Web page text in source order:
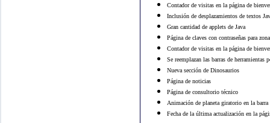
Contador de visitas en la página de
Inclusión de desplazamientos de textos
Gran cantidad de applets de Java
Página de claves con contraseñas para
Contador de visitas en la página de
Se reemplazan las barras de herramientas
Nueva sección de Dinosaurios
Página de noticias
Página de consultorio técnico
Animación de planeta giratorio en la barra
Fecha de la última actualización en la